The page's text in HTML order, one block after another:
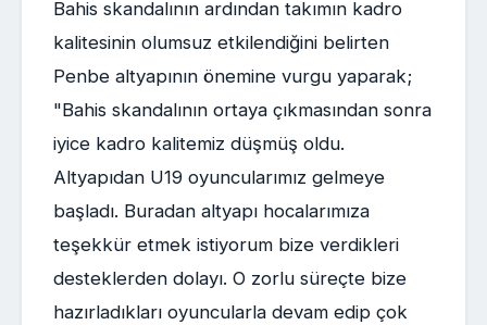
Bahis skandalının ardından takımın kadro
kalitesinin olumsuz etkilendiğini belirten
Penbe altyapının önemine vurgu yaparak;
"Bahis skandalının ortaya çıkmasından sonra
iyice kadro kalitemiz düşmüş oldu.
Altyapıdan U19 oyuncularımız gelmeye
başladı. Buradan altyapı hocalarımıza
teşekkür etmek istiyorum bize verdikleri
desteklerden dolayı. O zorlu süreçte bize
hazırladıkları oyuncularla devam edip çok